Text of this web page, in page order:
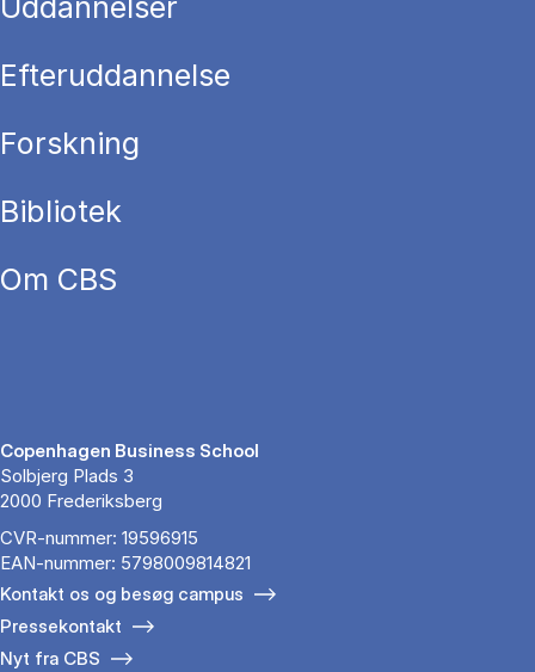
Uddannelser
Efteruddannelse
Forskning
Bibliotek
Om CBS
Copenhagen Business School
Solbjerg Plads 3
2000 Frederiksberg
CVR-nummer: 19596915
EAN-nummer: 5798009814821
Kontakt os og besøg campus
Pressekontakt
Nyt fra CBS